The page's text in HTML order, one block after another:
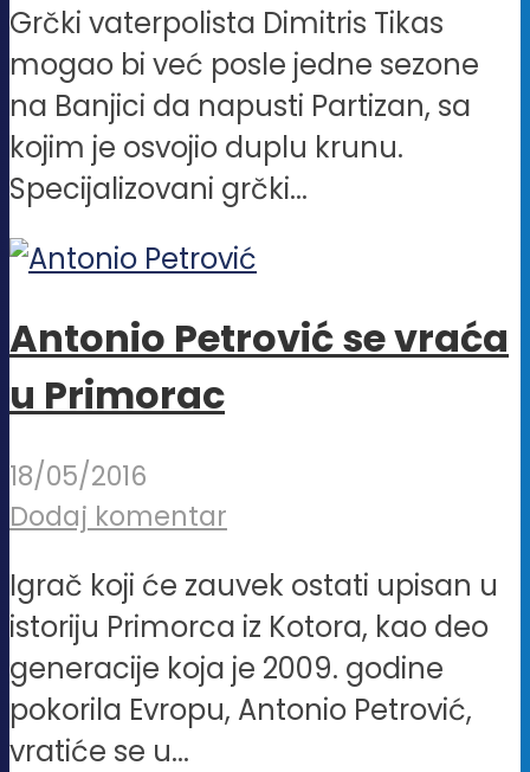
Grčki vaterpolista Dimitris Tikas
mogao bi već posle jedne sezone
na Banjici da napusti Partizan, sa
kojim je osvojio duplu krunu.
Specijalizovani grčki...
Antonio Petrović se vraća
u Primorac
18/05/2016
Dodaj komentar
Igrač koji će zauvek ostati upisan u
istoriju Primorca iz Kotora, kao deo
generacije koja je 2009. godine
pokorila Evropu, Antonio Petrović,
vratiće se u...